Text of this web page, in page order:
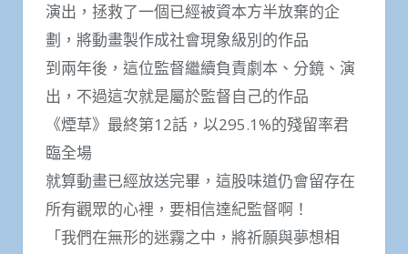
演出，拯救了一個已經被資本方半放棄的企
劃，將動畫製作成社會現象級別的作品
到兩年後，這位監督繼續負責劇本、分鏡、演
出，不過這次就是屬於監督自己的作品
《煙草》最終第12話，以295.1%的殘留率君
臨全場
就算動畫已經放送完畢，這股味道仍會留存在
所有觀眾的心裡，要相信達紀監督啊！
「我們在無形的迷霧之中，將祈願與夢想相